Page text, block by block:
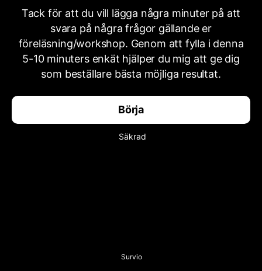
Tack för att du vill lägga några minuter på att
svara på några frågor gällande er
föreläsning/workshop. Genom att fylla i denna
5-10 minuters enkät hjälper du mig att ge dig
som beställare bästa möjliga resultat.
Börja
Säkrad
Survio